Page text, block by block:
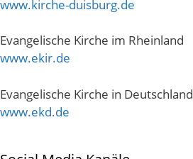
www.kirche-duisburg.de
Evangelische Kirche im Rheinland
www.ekir.de
Evangelische Kirche in Deutschland
www.ekd.de